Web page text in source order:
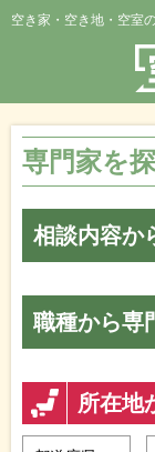
空き家・空き地・空室
専門家を
相談内容か
職種から専
所在地